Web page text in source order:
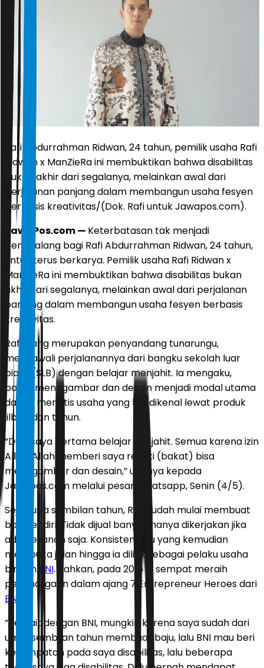
Rafi Abdurrahman Ridwan, 24 tahun, pemilik usaha Rafi
Ridwan x ManZieRa ini membuktikan bahwa disabilitas
bukan akhir dari segalanya, melainkan awal dari
perjalanan panjang dalam membangun usaha fesyen
berbasis kreativitas/(Dok. Rafi untuk Jawapos.com).
JawaPos.com — Keterbatasan tak menjadi
penghalang bagi Rafi Abdurrahman Ridwan, 24 tahun,
untuk terus berkarya. Pemilik usaha Rafi Ridwan x
ManZieRa ini membuktikan bahwa disabilitas bukan
akhir dari segalanya, melainkan awal dari perjalanan
panjang dalam membangun usaha fesyen berbasis
kreativitas.
Rafi, yang merupakan penyandang tunarungu,
mengawali perjalanannya dari bangku sekolah luar
biasa (SLB) dengan belajar menjahit. Ia mengaku,
bakat menggambar dan desain menjadi modal utama
dalam merintis usaha yang kini dikenal lewat produk
jilbab dan tenun.
“Dulu saya pertama belajar SLB jahit. Semua karena izin
Allah. Allah memberi saya rezeki (bakat) bisa
menggambar dan desain,” ujarnya kepada
Jawapos.com melalui pesan whatsapp, Senin (4/5).
Sejak usia sembilan tahun, Rafi sudah mulai membuat
baju sendiri. Tidak dijual banyak hanya dikerjakan jika
ada pesanan saja. Konsistensi itu yang kemudian
membuka jalan hingga ia dilirik sebagai pelaku usaha
binaan BNI. Bahkan, pada 2016 ia sempat meraih
penghargaan dalam ajang 7 Entrepreneur Heroes dari
BNI
“Terkait dengan BNI, mungkin karena saya sudah dari
umur sembilan tahun membuat baju, lalu BNI mau beri
kesempatan pada saya disabilitas, lalu beberapa